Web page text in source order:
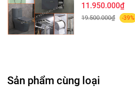
11.950.000₫
19.500.000₫ -39%
Sản phẩm cùng loại